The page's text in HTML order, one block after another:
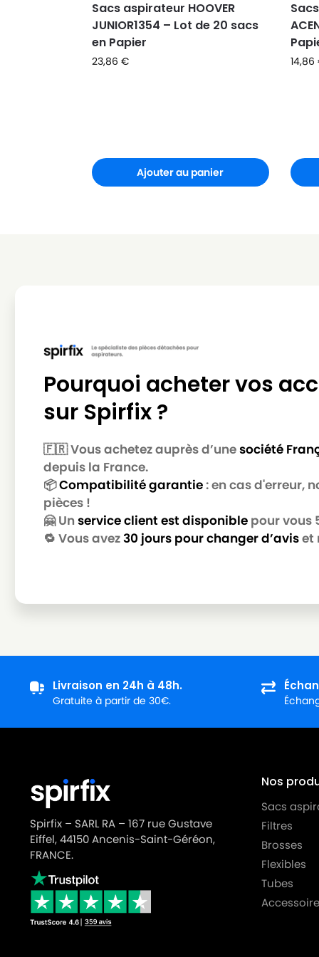
HOOVER
HOOVER 652CJUNIOR
HOOVER
HOOVER
HOOVER 912JUNIOR
HOOVER
HOOVER 912NMJUNIOR
HOOVER
HOOVER CLASSIC419NM
HOOVER CLASSIC427
HOOVER
HOOVER CLASSIC427B
HOOVER
HOOVER
HOOVER CLASSIC507
HOOVER
HOOVER H1
HOOVER
HOOVER
HOOVER JUNIOR1334
HOOVER
HOOVER JUNIOR638
HOOVER
HOOVER JUNIOR652
HOOVER
HOOVER JUNIOR652AJ
HOOVER JUNIOR652C
HOOVER
HOOVER JUNIOR652E
HOOVER
HOOVER JUNIOR652S
HOOVER
HOOVER
Sacs aspirateur HOOVER
JUNIOR1354 – Lot de 20 sacs
en Papier
23,86 €
Ajouter au panier
14,86
Pourquoi acheter vos
sur Spirfix ?
🇫🇷 Vous achetez auprès d’unesociété
depuis la France.
📦Compatibilité garantie: en cas d'erreur,
pièces !
🤗 Un service client est disponible pour vous
🔁 Vous avez30 jours pour changer d’aviset
Livraison en 24h à 48h.
Gratuite à partir de 30€.
Spirfix – SARL RA – 167 rue Gustave
Eiffel, 44150 Ancenis-Saint-Géréon,
FRANCE.
Nos
Sacs
Filtres
Brosses
Flexibles
Tubes